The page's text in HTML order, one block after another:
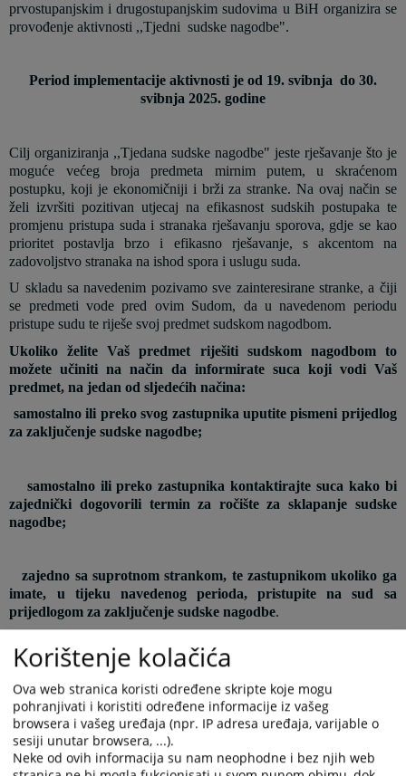
prvostupanjskim i drugostupanjskim sudovima u BiH organizira se
provođenje aktivnosti ,,Tjedni sudske nagodbe".
Period implementacije aktivnosti je od 19. svibnja do 30.
svibnja 2025. godine
Cilj organiziranja ,,Tjedana sudske nagodbe" jeste rješavanje što je
moguće većeg broja predmeta mirnim putem, u skraćenom
postupku, koji je ekonomičniji i brži za stranke. Na ovaj način se
želi izvršiti pozitivan utjecaj na efikasnost sudskih postupaka te
promjenu pristupa suda i stranaka rješavanju sporova, gdje se kao
prioritet postavlja brzo i efikasno rješavanje, s akcentom na
zadovoljstvo stranaka na ishod spora i uslugu suda.
U skladu sa navedenim pozivamo sve zainteresirane stranke, a čiji
se predmeti vode pred ovim Sudom, da u navedenom periodu
pristupe sudu te riješe svoj predmet sudskom nagodbom.
Ukoliko želite Vaš predmet riješiti sudskom nagodbom to
možete učiniti na način da informirate suca koji vodi Vaš
predmet, na jedan od sljedećih načina:
samostalno ili preko svog zastupnika uputite pismeni prijedlog
za zaključenje sudske nagodbe;
samostalno ili preko zastupnika kontaktirajte suca kako bi
zajednički dogovorili termin za ročište za sklapanje sudske
nagodbe;
zajedno sa suprotnom strankom, te zastupnikom ukoliko ga
imate, u tijeku navedenog perioda, pristupite na sud sa
prijedlogom za zaključenje sudske nagodbe.
Prednosti sudske nagodbe
Sudska nagodba predstavlja:
Kraći i efikasniji postupak
Vaš spor se okončava zaključivanjem sudske nagodbe pred
Korištenje kolačića
Ova web stranica koristi određene skripte koje mogu
pohranjivati i koristiti određene informacije iz vašeg
browsera i vašeg uređaja (npr. IP adresa uređaja, varijable o
sesiji unutar browsera, ...).
Neke od ovih informacija su nam neophodne i bez njih web